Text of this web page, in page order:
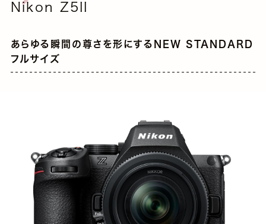
Nikon Z5II
あらゆる瞬間の尊さを形にするNEW STANDARD
フルサイズ